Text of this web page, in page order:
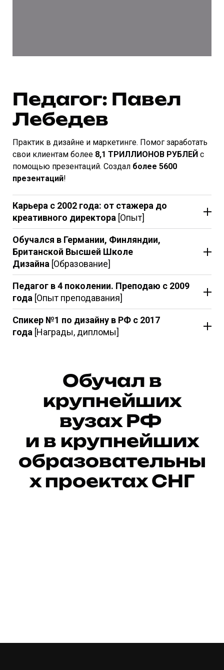
Педагог: Павел
Лебедев
Практик в дизайне и маркетинге. Помог заработать
свои клиентам более 8,1 ТРИЛЛИОНОВ РУБЛЕЙ с
помощью презентаций. Создал более 5600
презентаций!
Карьера с 2002 года: от стажера до
креативного директора [Опыт]
Обучался в Германии, Финляндии,
Британской Высшей Школе
Дизайна [Образование]
Педагог в 4 поколении. Преподаю с 2009
года [Опыт преподавания]
Спикер №1 по дизайну в РФ с 2017
года [Награды, дипломы]
Обучал в
крупнейших
вузах РФ
и в крупнейших
образовательны
х проектах СНГ